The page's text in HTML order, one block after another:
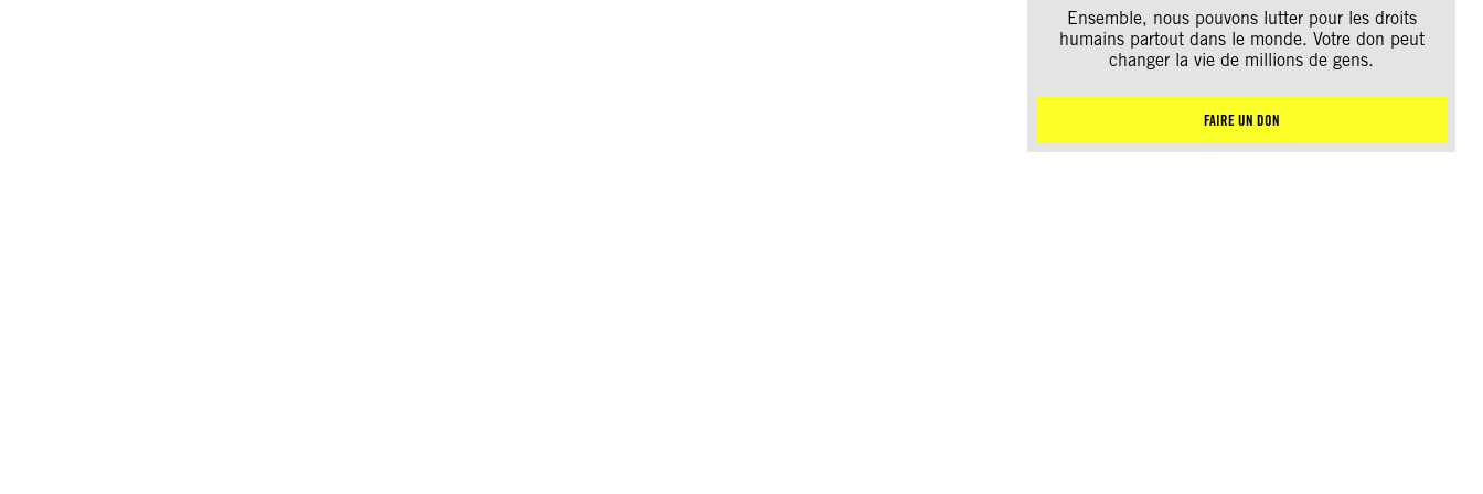
Ensemble, nous pouvons lutter pour les droits
humains partout dans le monde. Votre don peut
changer la vie de millions de gens.
FAIRE UN DON